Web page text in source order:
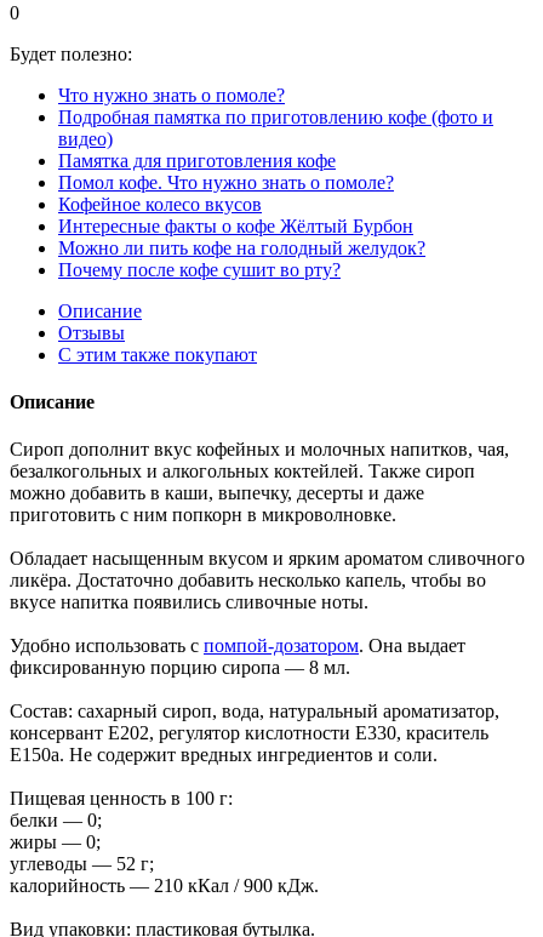
0
Будет полезно:
Что нужно знать о помоле?
Подробная памятка по приготовлению кофе (фото и
видео)
Памятка для приготовления кофе
Помол кофе. Что нужно знать о помоле?
Кофейное колесо вкусов
Интересные факты о кофе Жёлтый Бурбон
Можно ли пить кофе на голодный желудок?
Почему после кофе сушит во рту?
Описание
Отзывы
С этим также покупают
Описание
Сироп дополнит вкус кофейных и молочных напитков, чая,
безалкогольных и алкогольных коктейлей. Также сироп
можно добавить в каши, выпечку, десерты и даже
приготовить с ним попкорн в микроволновке.
Обладает насыщенным вкусом и ярким ароматом сливочного
ликёра. Достаточно добавить несколько капель, чтобы во
вкусе напитка появились сливочные ноты.
Удобно использовать с помпой-дозатором. Она выдает
фиксированную порцию сиропа — 8 мл.
Состав: сахарный сироп, вода, натуральный ароматизатор,
консервант Е202, регулятор кислотности Е330, краситель
Е150а. Не содержит вредных ингредиентов и соли.
Пищевая ценность в 100 г:
белки — 0;
жиры — 0;
углеводы — 52 г;
калорийность — 210 кКал / 900 кДж.
Вид упаковки: пластиковая бутылка.